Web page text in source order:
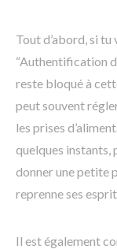
Tout d’abord, si tu
“Authentification
reste bloqué à
peut souvent
les prises
quelques instants,
donner une petite
reprenne ses
Il est également